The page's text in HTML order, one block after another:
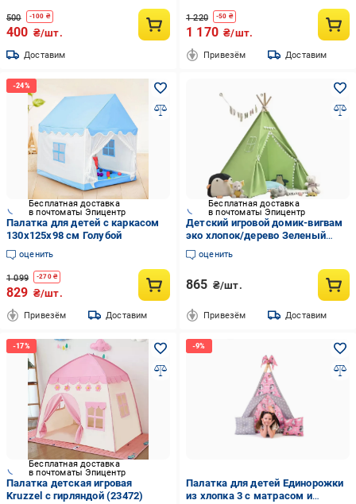
500 -100 ₴
400 ₴/шт.
Доставим
1 220 -50 ₴
1 170 ₴/шт.
Привезём Доставим
Бесплатная доставка
в почтоматы Эпицентр
Палатка для детей с каркасом
130х125х98 см Голубой
оценить
1 099 -270₴
829 ₴/шт.
Привезём Доставим
Бесплатная доставка
в почтоматы Эпицентр
Детский игровой домик-вигвам
эко хлопок/дерево Зеленый
(2440)
оценить
865 ₴/шт.
Привезём Доставим
Бесплатная доставка
в почтоматы Эпицентр
Палатка детская игровая
Kruzzel с гирляндой (23472)
Палатка для детей Единорожки
из хлопка 3 с матрасом и